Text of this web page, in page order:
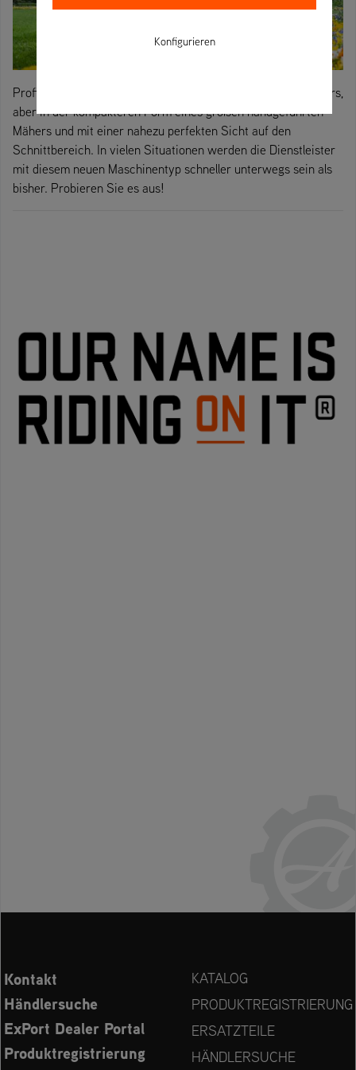
Profitieren Sie von allen Vorteilen eines Nullwendekreismähers,
aber in der kompakteren Form eines großen handgeführten
Mähers und mit einer nahezu perfekten Sicht auf den
Schnittbereich. In vielen Situationen werden die Dienstleister
mit diesem neuen Maschinentyp schneller unterwegs sein als
bisher. Probieren Sie es aus!
Kontakt
Händlersuche
ExPort Dealer Portal
Produktregistrierung
KATALOG
PRODUKTREGISTRIERUNG
ERSATZTEILE
HÄNDLERSUCHE
Konfigurieren